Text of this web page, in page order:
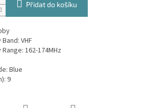
Přidat do košíku
VHF
162-174MHz
Blue
9